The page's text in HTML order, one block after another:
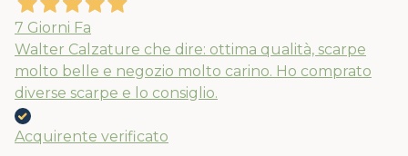
7 Giorni Fa
Walter Calzature che dire: ottima qualità, scarpe
molto belle e negozio molto carino. Ho comprato
diverse scarpe e lo consiglio.
Acquirente verificato